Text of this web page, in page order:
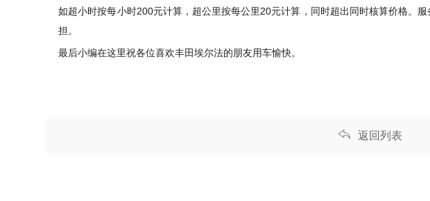
如超小时按每小时200元计算，超公里按每公里20元计算，同时超出同时核算价格。
担。
最后小编在这里祝各位喜欢丰田埃尔法的朋友用车愉快。
返回列表